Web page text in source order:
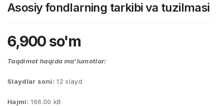
Asosiy fondlarning tarkibi va tuzilmasi
6,900so'm
Taqdimot haqida ma’lumotlar:
Slaydlar soni: 12 slayd
Hajmi: 166.00 kB